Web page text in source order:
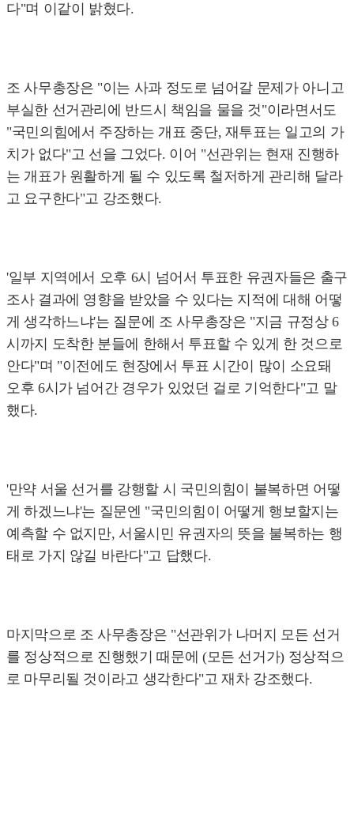
다"며 이같이 밝혔다.
조 사무총장은 "이는 사과 정도로 넘어갈 문제가 아니고
부실한 선거관리에 반드시 책임을 물을 것"이라면서도
"국민의힘에서 주장하는 개표 중단, 재투표는 일고의 가
치가 없다"고 선을 그었다. 이어 "선관위는 현재 진행하
는 개표가 원활하게 될 수 있도록 철저하게 관리해 달라
고 요구한다"고 강조했다.
'일부 지역에서 오후 6시 넘어서 투표한 유권자들은 출구
조사 결과에 영향을 받았을 수 있다는 지적에 대해 어떻
게 생각하느냐'는 질문에 조 사무총장은 "지금 규정상 6
시까지 도착한 분들에 한해서 투표할 수 있게 한 것으로
안다"며 "이전에도 현장에서 투표 시간이 많이 소요돼
오후 6시가 넘어간 경우가 있었던 걸로 기억한다"고 말
했다.
'만약 서울 선거를 강행할 시 국민의힘이 불복하면 어떻
게 하겠느냐'는 질문엔 "국민의힘이 어떻게 행보할지는
예측할 수 없지만, 서울시민 유권자의 뜻을 불복하는 행
태로 가지 않길 바란다"고 답했다.
마지막으로 조 사무총장은 "선관위가 나머지 모든 선거
를 정상적으로 진행했기 때문에 (모든 선거가) 정상적으
로 마무리될 것이라고 생각한다"고 재차 강조했다.